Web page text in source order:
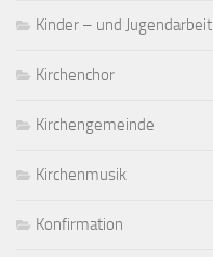
Kinder – und Jugendarbeit
Kirchenchor
Kirchengemeinde
Kirchenmusik
Konfirmation